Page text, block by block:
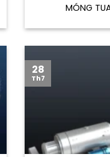
MÓNG
28
Th7